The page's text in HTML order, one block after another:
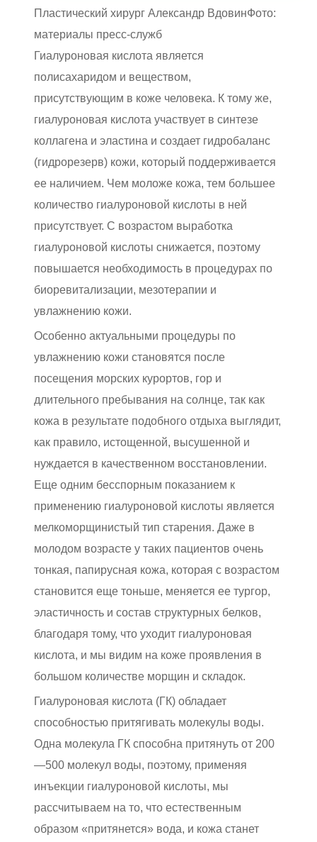
Пластический хирург Александр ВдовинФото:
материалы пресс-служб
Гиалуроновая кислота является
полисахаридом и веществом,
присутствующим в коже человека. К тому же,
гиалуроновая кислота участвует в синтезе
коллагена и эластина и создает гидробаланс
(гидрорезерв) кожи, который поддерживается
ее наличием. Чем моложе кожа, тем большее
количество гиалуроновой кислоты в ней
присутствует. С возрастом выработка
гиалуроновой кислоты снижается, поэтому
повышается необходимость в процедурах по
биоревитализации, мезотерапии и
увлажнению кожи.
Особенно актуальными процедуры по
увлажнению кожи становятся после
посещения морских курортов, гор и
длительного пребывания на солнце, так как
кожа в результате подобного отдыха выглядит,
как правило, истощенной, высушенной и
нуждается в качественном восстановлении.
Еще одним бесспорным показанием к
применению гиалуроновой кислоты является
мелкоморщинистый тип старения. Даже в
молодом возрасте у таких пациентов очень
тонкая, папирусная кожа, которая с возрастом
становится еще тоньше, меняется ее тургор,
эластичность и состав структурных белков,
благодаря тому, что уходит гиалуроновая
кислота, и мы видим на коже проявления в
большом количестве морщин и складок.
Гиалуроновая кислота (ГК) обладает
способностью притягивать молекулы воды.
Одна молекула ГК способна притянуть от 200
—500 молекул воды, поэтому, применяя
инъекции гиалуроновой кислоты, мы
рассчитываем на то, что естественным
образом «притянется» вода, и кожа станет